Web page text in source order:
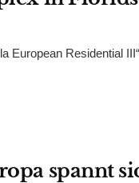
European Residential
spannt